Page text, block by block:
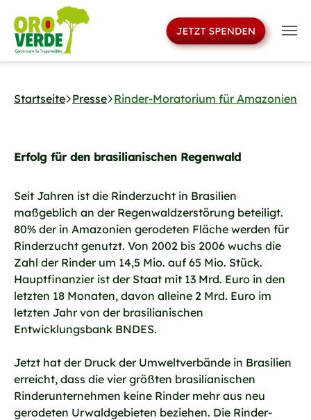
Startseite Presse Rinder-Moratorium für Amazonien
Erfolg für den brasilianischen Regenwald
Seit Jahren ist die Rinderzucht in Brasilien
maßgeblich an der Regenwaldzerstörung beteiligt.
80% der in Amazonien gerodeten Fläche werden für
Rinderzucht genutzt. Von 2002 bis 2006 wuchs die
Zahl der Rinder um 14,5 Mio. auf 65 Mio. Stück.
Hauptfinanzier ist der Staat mit 13 Mrd. Euro in den
letzten 18 Monaten, davon alleine 2 Mrd. Euro im
letzten Jahr von der brasilianischen
Entwicklungsbank BNDES.
Jetzt hat der Druck der Umweltverbände in Brasilien
erreicht, dass die vier größten brasilianischen
Rinderunternehmen keine Rinder mehr aus neu
gerodeten Urwaldgebieten beziehen. Die Rinder-